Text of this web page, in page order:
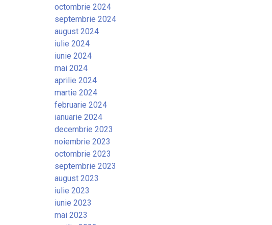
octombrie 2024
septembrie 2024
august 2024
iulie 2024
iunie 2024
mai 2024
aprilie 2024
martie 2024
februarie 2024
ianuarie 2024
decembrie 2023
noiembrie 2023
octombrie 2023
septembrie 2023
august 2023
iulie 2023
iunie 2023
mai 2023